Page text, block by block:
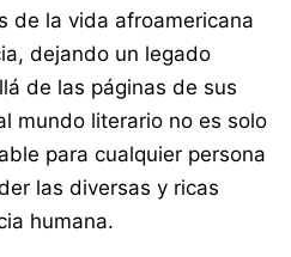
de la vida afroamericana
dejando un legado
de las páginas de sus
mundo literario no es solo
para cualquier persona
las diversas y ricas
humana.